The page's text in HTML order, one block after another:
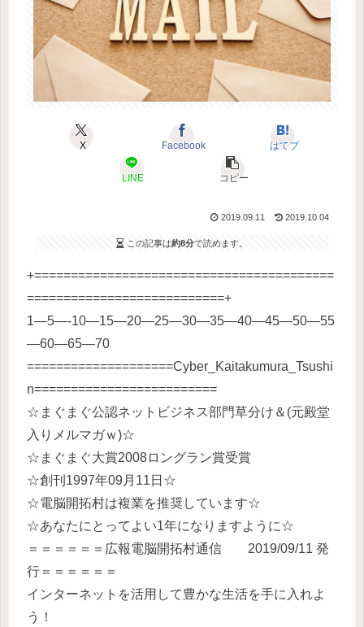
X Facebook はてブ
LINE コピー
2019.09.11 2019.10.04
この記事は約8分で読めます。
+=========================================
===========================+
1—5—-10—15—20—25—30—35—40—45—50—55
—60—65—70
====================Cyber_Kaitakumura_Tsushi
n=========================
☆まぐまぐ公認ネットビジネス部門草分け＆(元殿堂
入りメルマガｗ)☆
☆まぐまぐ大賞2008ロングラン賞受賞
☆創刊1997年09月11日☆
☆電脳開拓村は複業を推奨しています☆
☆あなたにとってよい1年になりますように☆
＝＝＝＝＝＝広報電脳開拓村通信 2019/09/11 発
行＝＝＝＝＝＝
インターネットを活用して豊かな生活を手に入れよ
う！